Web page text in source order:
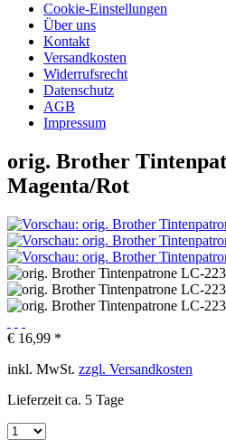
Cookie-Einstellungen
Über uns
Kontakt
Versandkosten
Widerrufsrecht
Datenschutz
AGB
Impressum
orig. Brother
Magenta/Rot
€ 16,99 *
inkl. MwSt. zzgl. Versandkosten
Lieferzeit ca. 5 Tage